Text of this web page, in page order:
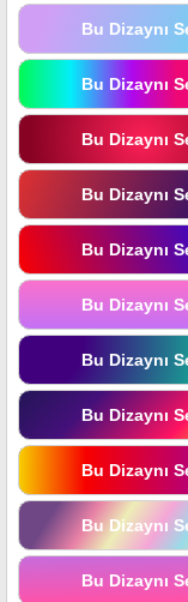
Bu Dizaynı
Bu Dizaynı
Bu Dizaynı
Bu Dizaynı
Bu Dizaynı
Bu Dizaynı
Bu Dizaynı
Bu Dizaynı
Bu Dizaynı
Bu Dizaynı
Bu Dizaynı